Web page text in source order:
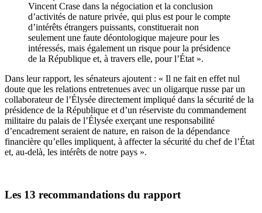
Vincent Crase dans la négociation et la conclusion
d’activités de nature privée, qui plus est pour le compte
d’intérêts étrangers puissants, constituerait non
seulement une faute déontologique majeure pour les
intéressés, mais également un risque pour la présidence
de la République et, à travers elle, pour l’État ».
Dans leur rapport, les sénateurs ajoutent : « Il ne fait en effet nul
doute que les relations entretenues avec un oligarque russe par un
collaborateur de l’Élysée directement impliqué dans la sécurité de la
présidence de la République et d’un réserviste du commandement
militaire du palais de l’Élysée exerçant une responsabilité
d’encadrement seraient de nature, en raison de la dépendance
financière qu’elles impliquent, à affecter la sécurité du chef de l’État
et, au-delà, les intérêts de notre pays ».
Les 13 recommandations du rapport